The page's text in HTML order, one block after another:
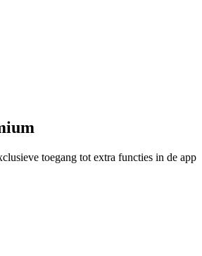
toegang tot extra functies in de app